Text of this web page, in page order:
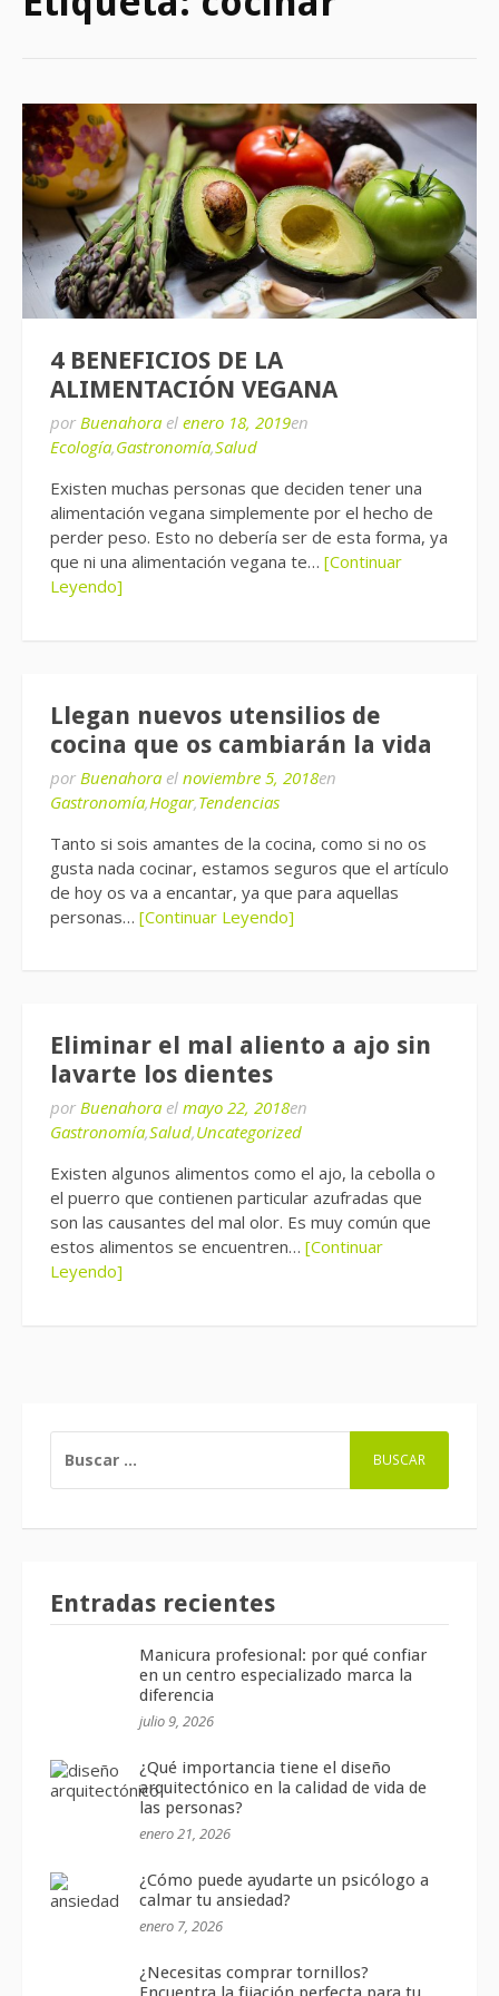
4 BENEFICIOS DE LA
ALIMENTACIÓN VEGANA
por Buenahora el enero 18, 2019en
Ecología,Gastronomía,Salud
Existen muchas personas que deciden tener una
alimentación vegana simplemente por el hecho de
perder peso. Esto no debería ser de esta forma, ya
que ni una alimentación vegana te… [Continuar
Leyendo]
Llegan nuevos utensilios de
cocina que os cambiarán la vida
por Buenahora el noviembre 5, 2018en
Gastronomía,Hogar,Tendencias
Tanto si sois amantes de la cocina, como si no os
gusta nada cocinar, estamos seguros que el artículo
de hoy os va a encantar, ya que para aquellas
personas… [Continuar Leyendo]
Eliminar el mal aliento a ajo sin
lavarte los dientes
por Buenahora el mayo 22, 2018en
Gastronomía,Salud,Uncategorized
Existen algunos alimentos como el ajo, la cebolla o
el puerro que contienen particular azufradas que
son las causantes del mal olor. Es muy común que
estos alimentos se encuentren… [Continuar
Leyendo]
Entradas recientes
Manicura profesional: por qué confiar
en un centro especializado marca la
diferencia
julio 9, 2026
¿Qué importancia tiene el diseño
arquitectónico en la calidad de vida de
las personas?
enero 21, 2026
¿Cómo puede ayudarte un psicólogo a
calmar tu ansiedad?
enero 7, 2026
¿Necesitas comprar tornillos?